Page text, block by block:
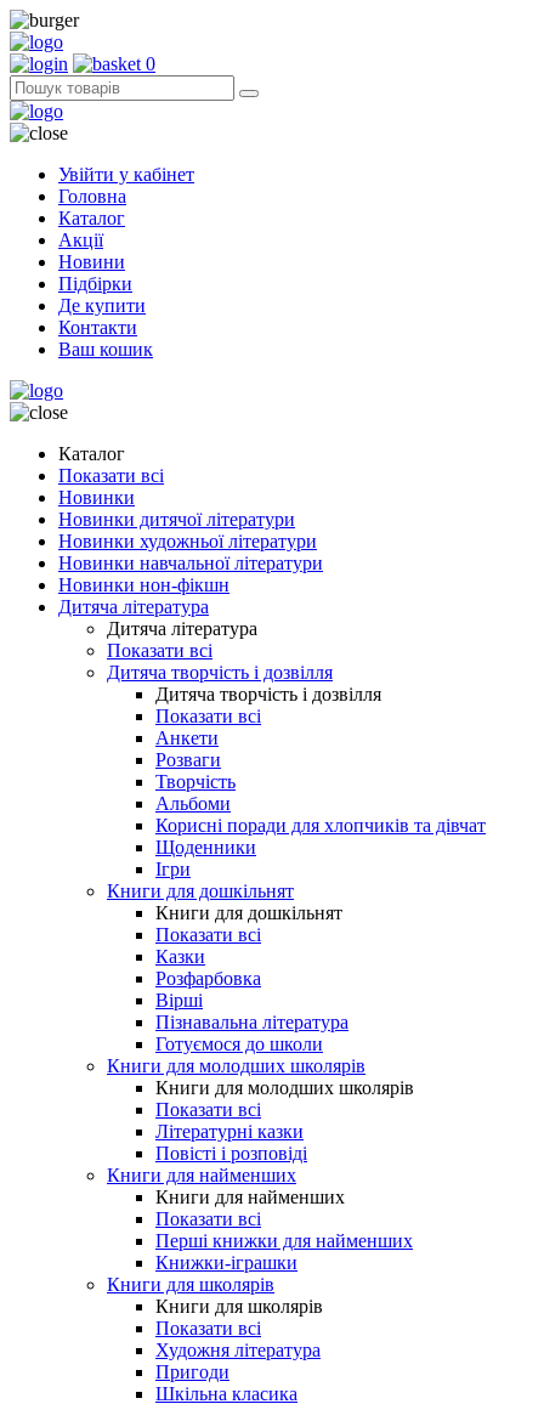
0
Увійти у кабінет
Головна
Каталог
Акції
Новини
Підбірки
Де купити
Контакти
Ваш кошик
Каталог
Показати всі
Новинки
Новинки дитячої літератури
Новинки художньої літератури
Новинки навчальної літератури
Новинки нон-фікшн
Дитяча література
Дитяча література
Показати всі
Дитяча творчість і дозвілля
Дитяча творчість і дозвілля
Показати всі
Анкети
Розваги
Творчість
Альбоми
Корисні поради для хлопчиків та дівчат
Щоденники
Ігри
Книги для дошкільнят
Книги для дошкільнят
Показати всі
Казки
Розфарбовка
Вірші
Пізнавальна література
Готуємося до школи
Книги для молодших школярів
Книги для молодших школярів
Показати всі
Літературні казки
Повісті і розповіді
Книги для найменших
Книги для найменших
Показати всі
Перші книжки для найменших
Книжки-іграшки
Книги для школярів
Книги для школярів
Показати всі
Художня література
Пригоди
Шкільна класика